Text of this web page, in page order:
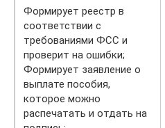
Формирует реестр в
соответствии с
требованиями ФСС и
проверит на ошибки;
Формирует заявление о
выплате пособия,
которое можно
распечатать и отдать на